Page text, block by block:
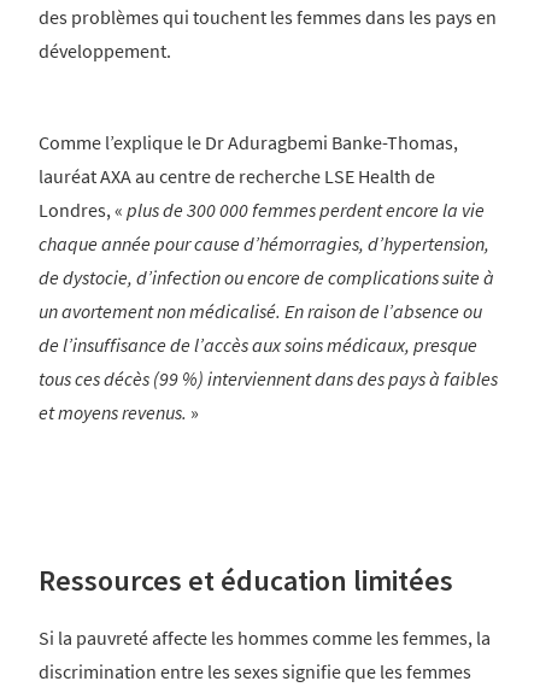
des problèmes qui touchent les femmes dans les pays en
développement.
Comme l’explique le Dr Aduragbemi Banke-Thomas,
lauréat AXA au centre de recherche LSE Health de
Londres, « plus de 300 000 femmes perdent encore la vie
chaque année pour cause d’hémorragies, d’hypertension,
de dystocie, d’infection ou encore de complications suite à
un avortement non médicalisé. En raison de l’absence ou
de l’insuffisance de l’accès aux soins médicaux, presque
tous ces décès (99 %) interviennent dans des pays à faibles
et moyens revenus. »
Ressources et éducation limitées
Si la pauvreté affecte les hommes comme les femmes, la
discrimination entre les sexes signifie que les femmes